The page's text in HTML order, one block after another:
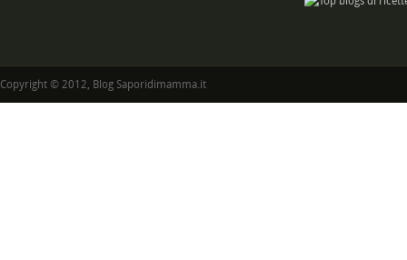
Copyright © 2012, Blog Saporidimamma.it